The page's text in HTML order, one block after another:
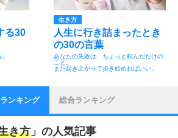
る30
生き方
人生に行き詰まったとき
の30の言葉
あなたの失敗は、ちょっと転んだだけの
こと。
また起き上がって歩き始めればいい。
ンキング 総合ランキング
き方 」の人気記事